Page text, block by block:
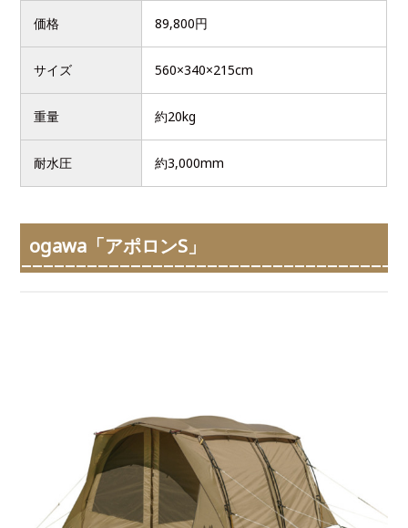
価格 89,800円
サイズ 560×340×215cm
重量 約20kg
耐水圧 約3,000mm
ogawa「アポロンS」